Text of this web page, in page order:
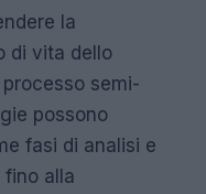
la
di vita dello
semi-
possono
fasi di analisi e
alla